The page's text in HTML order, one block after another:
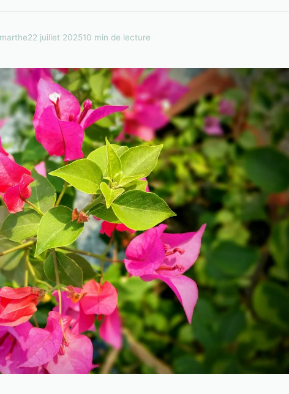
22 juillet 202510 min de lecture